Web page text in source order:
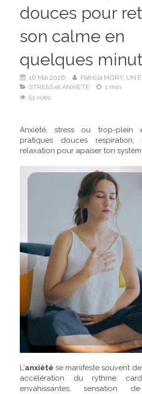
douces pour
son calme en
quelques
16 Mai 2026
Patricia MORY, UN
STRESS et ANXIETE
1 min.
51 vues
Anxiété, stress ou trop-plein
pratiques douces respiration,
relaxation pour apaiser ton
L'anxiété se manifeste souvent
accélération du rythme
envahissantes, sensation